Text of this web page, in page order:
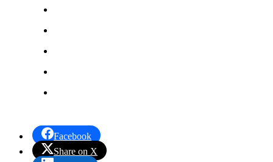
Facebook
Share on X